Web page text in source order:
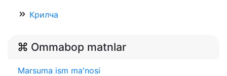
Крилча
Ommabop matnlar
Marsuma ism ma'nosi